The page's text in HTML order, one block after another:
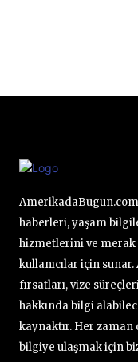
haberleri, yaşam
hizmetlerini ve
kullanıcılar için
fırsatları, vize
hakkında bilgi
kaynaktır. Her zaman
bilgiye ulaşmak için